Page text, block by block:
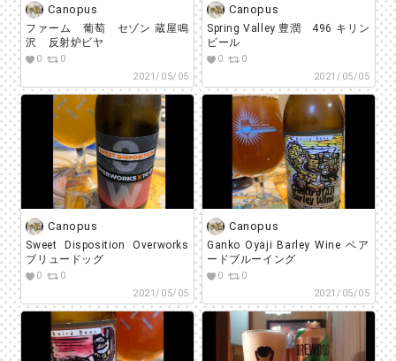
Canopus
ファーム 葡萄 セゾン 蔵屋鳴
沢 反射炉ビヤ
0
0
2021/05/05
Canopus
Spring Valley 豊潤 496 キリン
ビール
0
0
2021/05/05
Canopus
Sweet Disposition Overworks
ブリュードッグ
0
0
2021/05/05
Canopus
Ganko Oyaji Barley Wine ベア
ードブルーイング
0
0
2021/05/05